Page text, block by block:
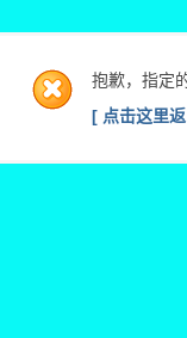
抱歉，指定
[ 点击这里